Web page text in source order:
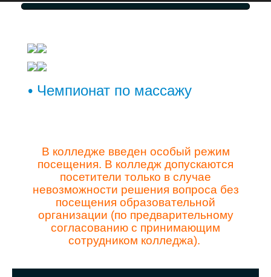
• Чемпионат по массажу
В колледже введен особый режим
посещения. В колледж допускаются
посетители только в случае
невозможности решения вопроса без
посещения образовательной
организации (по предварительному
согласованию с принимающим
сотрудником колледжа).